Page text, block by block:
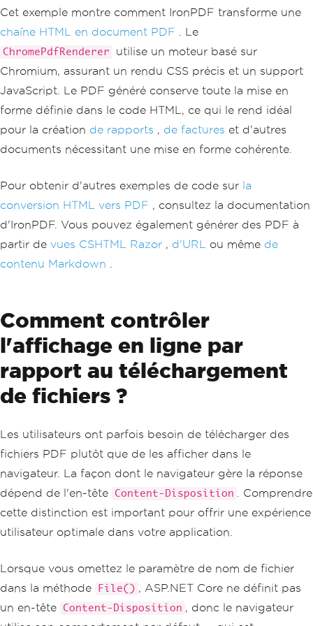
return
File ( pdf. BinaryData ,
"a
pplication/pdf");
}
Cet exemple montre comment IronPDF transforme une
chaîne HTML en document PDF . Le
ChromePdfRenderer
utilise un moteur basé sur
Chromium, assurant un rendu CSS précis et un support
JavaScript. Le PDF généré conserve toute la mise en
forme définie dans le code HTML, ce qui le rend idéal
pour la création de rapports , de factures et d'autres
documents nécessitant une mise en forme cohérente.
Pour obtenir d'autres exemples de code sur la
conversion HTML vers PDF , consultez la documentation
d'IronPDF. Vous pouvez également générer des PDF à
partir de vues CSHTML Razor , d'URL ou même de
contenu Markdown
Comment contrôler
l'affichage en ligne par
rapport au téléchargement
de fichiers ?
Les utilisateurs ont parfois besoin de télécharger des
fichiers PDF plutôt que de les afficher dans le
navigateur. La façon dont le navigateur gère la réponse
dépend de l'en-tête Content-Disposition
. Comprendre
cette distinction est important pour offrir une expérience
utilisateur optimale dans votre application.
Lorsque vous omettez le paramètre de nom de fichier
dans la méthode
File() , ASP.NET Core ne définit pas
un en-tête Content-Disposition , donc le navigateur